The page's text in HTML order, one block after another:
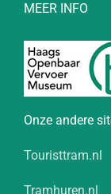
MEER INFO
Onze andere
Touristtram.nl
Tramhuren.nl